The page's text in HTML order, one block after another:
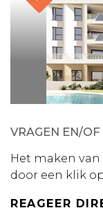
VRAGEN EN/
Het maken
door een klik
REAGEER